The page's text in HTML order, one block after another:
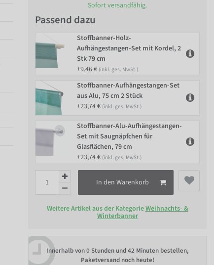
Sofort versandfähig.
Passend dazu
Stoffbanner-Holz-
Aufhängestangen-Set mit Kordel, 2
Stk 79 cm
+9,46 € (inkl. ges. MwSt.)
Stoffbanner-Aufhängestangen-Set
aus Alu, 75 cm 2 Stück
+23,74 € (inkl. ges. MwSt.)
Stoffbanner-Alu-Aufhängestangen-
Set mit Saugnäpfchen für
Glasflächen, 79 cm
+23,74 € (inkl. ges. MwSt.)
In den Warenkorb
Weitere Artikel aus der KategorieWeihnachts- &
Winterbanner
Innerhalb von0 Stunden und 42 Minuten bestellen,
Paketversand noch heute!